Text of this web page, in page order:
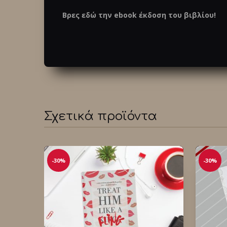
Βρες εδώ την ebook έκδοση του βιβλίου!
Σχετικά προϊόντα
-30% -30%